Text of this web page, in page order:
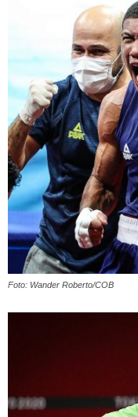
Foto: Wander Roberto/COB